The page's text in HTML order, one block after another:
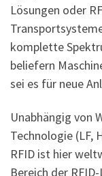
Lösungen oder
komplette
beliefern
sei es für neue
Unabhängig von
Technologie (LF,
RFID ist hier
Bereich der